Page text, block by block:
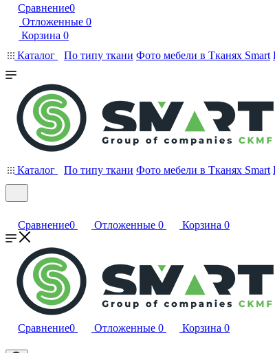
Сравнение0
Отложенные 0
Корзина 0
Каталог
По типу ткани Фото мебели в Тканях Smart
Каталог По типу ткани Фото мебели в Тканях Smart
Сравнение0 Отложенные 0 Корзина 0
Сравнение0 Отложенные 0 Корзина 0